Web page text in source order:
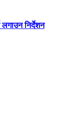
लगाउन निर्देशन